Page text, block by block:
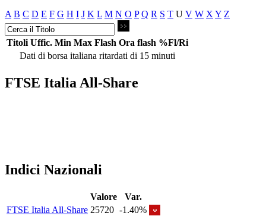
A B C D E F G H I J K L M N O P Q R S T U V W X Y Z
Titoli Uffic. Min Max Flash Ora flash %Fl/Ri
Dati di borsa italiana ritardati di 15 minuti
FTSE Italia All-Share
Indici Nazionali
Valore
Var.
FTSE Italia All-Share 25720 -1.40%